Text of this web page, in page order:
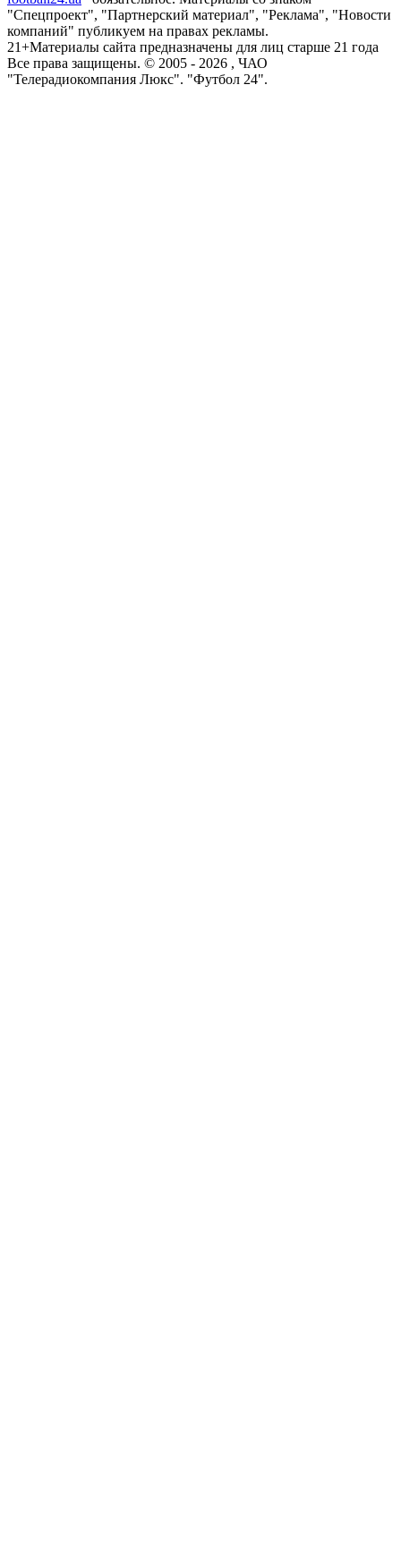
"Спецпроект", "Партнерский материал", "Реклама", "Новости
компаний" публикуем на правах рекламы.
21+Материалы сайта предназначены для лиц старше 21 года
Все права защищены. © 2005 - 2026 , ЧАО
"Телерадиокомпания Люкс". "Футбол 24".